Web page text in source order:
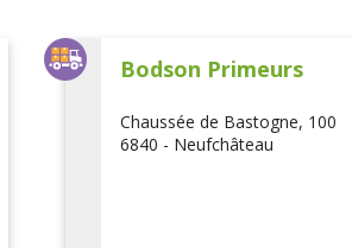
Bodson Primeurs
Chaussée de Bastogne, 100
6840 - Neufchâteau